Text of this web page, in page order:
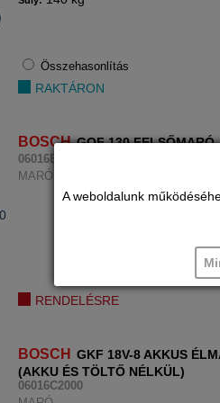
Összehasonlítás
RAKTÁRON
BOSCH GOF 130 FELSŐMARÓ
06016B7000
MARÓ
RENDELÉSRE
BOSCH
GKF 18V-8 AKKUS
(AKKU ÉS TÖLTŐ NÉLKÜL)
06016C2000
A weboldalunk